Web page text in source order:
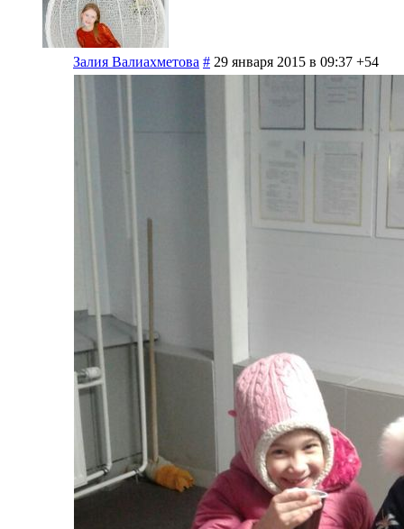
Залия Валиахметова # 29 января 2015 в 09:37 +54